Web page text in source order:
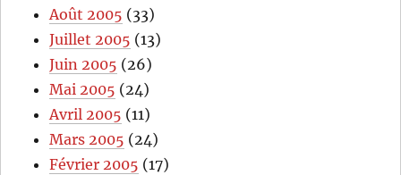
Août 2005 (33)
Juillet 2005 (13)
Juin 2005 (26)
Mai 2005 (24)
Avril 2005 (11)
Mars 2005 (24)
Février 2005 (17)